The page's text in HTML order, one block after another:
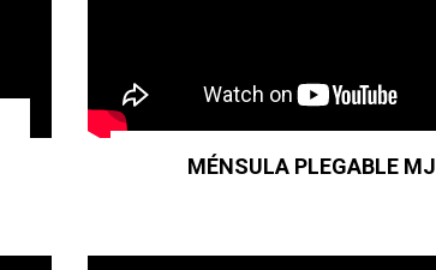
MÉNSULA PLEGABLE MJ